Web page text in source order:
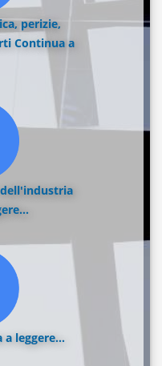
perizie,
Continua a
a leggere...